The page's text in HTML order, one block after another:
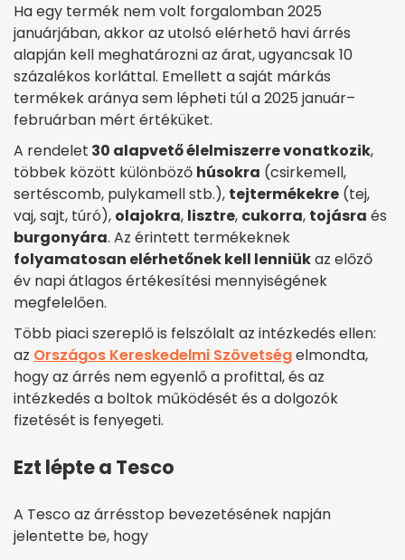
Ha egy termék nem volt forgalomban 2025
januárjában, akkor az utolsó elérhető havi árrés
alapján kell meghatározni az árat, ugyancsak 10
százalékos korláttal. Emellett a saját márkás
termékek aránya sem lépheti túl a 2025 január–
februárban mért értéküket.
A rendelet 30 alapvető élelmiszerre vonatkozik,
többek között különböző húsokra (csirkemell,
sertéscomb, pulykamell stb.), tejtermékekre (tej,
vaj, sajt, túró), olajokra, lisztre, cukorra, tojásra és
burgonyára. Az érintett termékeknek
folyamatosan elérhetőnek kell lenniükaz előző
év napi átlagos értékesítési mennyiségének
megfelelően.
Több piaci szereplő is felszólalt az intézkedés ellen:
az Országos Kereskedelmi Szövetségelmondta,
hogy az árrés nem egyenlő a profittal, és az
intézkedés a boltok működését és a dolgozók
fizetését is fenyegeti.
Ezt lépte a Tesco
A Tesco az árrésstop bevezetésének napján
jelentette be, hogy